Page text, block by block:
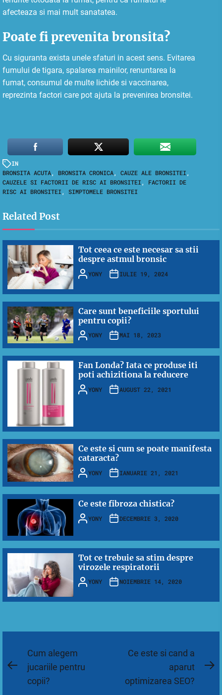
afecteaza si mai mult sanatatea.
Poate fi prevenita bronsita?
Cu siguranta exista unele sfaturi in acest sens. Evitarea
fumului de tigara, spalarea mainilor, renuntarea la
fumat, consumul de multe lichide si vaccinarea,
reprezinta factori care pot ajuta la prevenirea bronsitei.
IN
BRONSITA ACUTA, BRONSITA CRONICA, CAUZE ALE BRONSITEI,
CAUZELE SI FACTORII DE RISC AI BRONSITEI, FACTORII DE
RISC AI BRONSITEI, SIMPTOMELE BRONSITEI
Related Post
Tot ceea ce este necesar sa stii
despre astmul bronsic
YONY IULIE 19, 2024
Care sunt beneficiile sportului
pentru copii?
YONY MAI 18, 2023
Fan Londa? Iata ce produse iti
poti achizitiona la reducere
YONY AUGUST 22, 2021
Ce este si cum se poate manifesta
cataracta?
YONY IANUARIE 21, 2021
Ce este fibroza chistica?
YONY DECEMBRIE 3, 2020
Tot ce trebuie sa stim despre
virozele respiratorii
YONY NOIEMBRIE 14, 2020
Navigare
în
articole
Previous
Cum alegem
jucariile pentru
copii?
Ce este si cand a
aparut
optimizarea SEO?